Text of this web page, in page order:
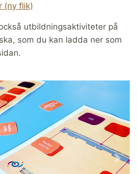
(ny flik)
utbildningsaktiviteter på
som du kan ladda ner som